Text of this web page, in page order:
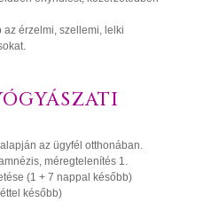
érzelmi, szellemi, lelki
az ügyfél otthonában.
méregtelenítés 1.
(1 + 7 nappal később)
később)